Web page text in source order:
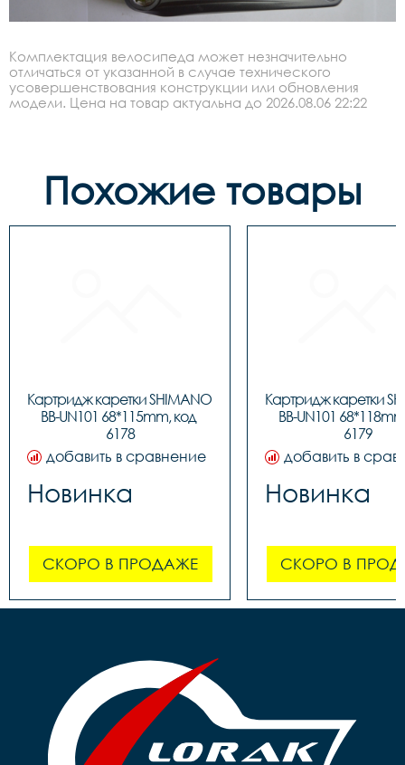
Комплектация велосипеда может незначительно
отличаться от указанной в случае технического
усовершенствования конструкции или обновления
модели. Цена на товар актуальна до 2026.08.06 22:22
Похожие товары
Картридж каретки SHIMANO
BB-UN101 68*115mm, код
6178
добавить в сравнение
Новинка
СКОРО В ПРОДАЖЕ
Картридж каретки
BB-UN101
6179
добавить в
Новинка
СКОРО В